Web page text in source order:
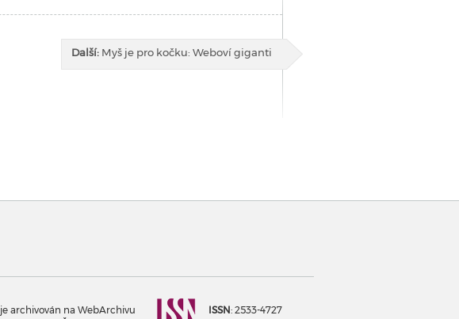
Další:Myš je pro kočku: Weboví giganti
je archivován na WebArchivu
ISSN: 2533-4727